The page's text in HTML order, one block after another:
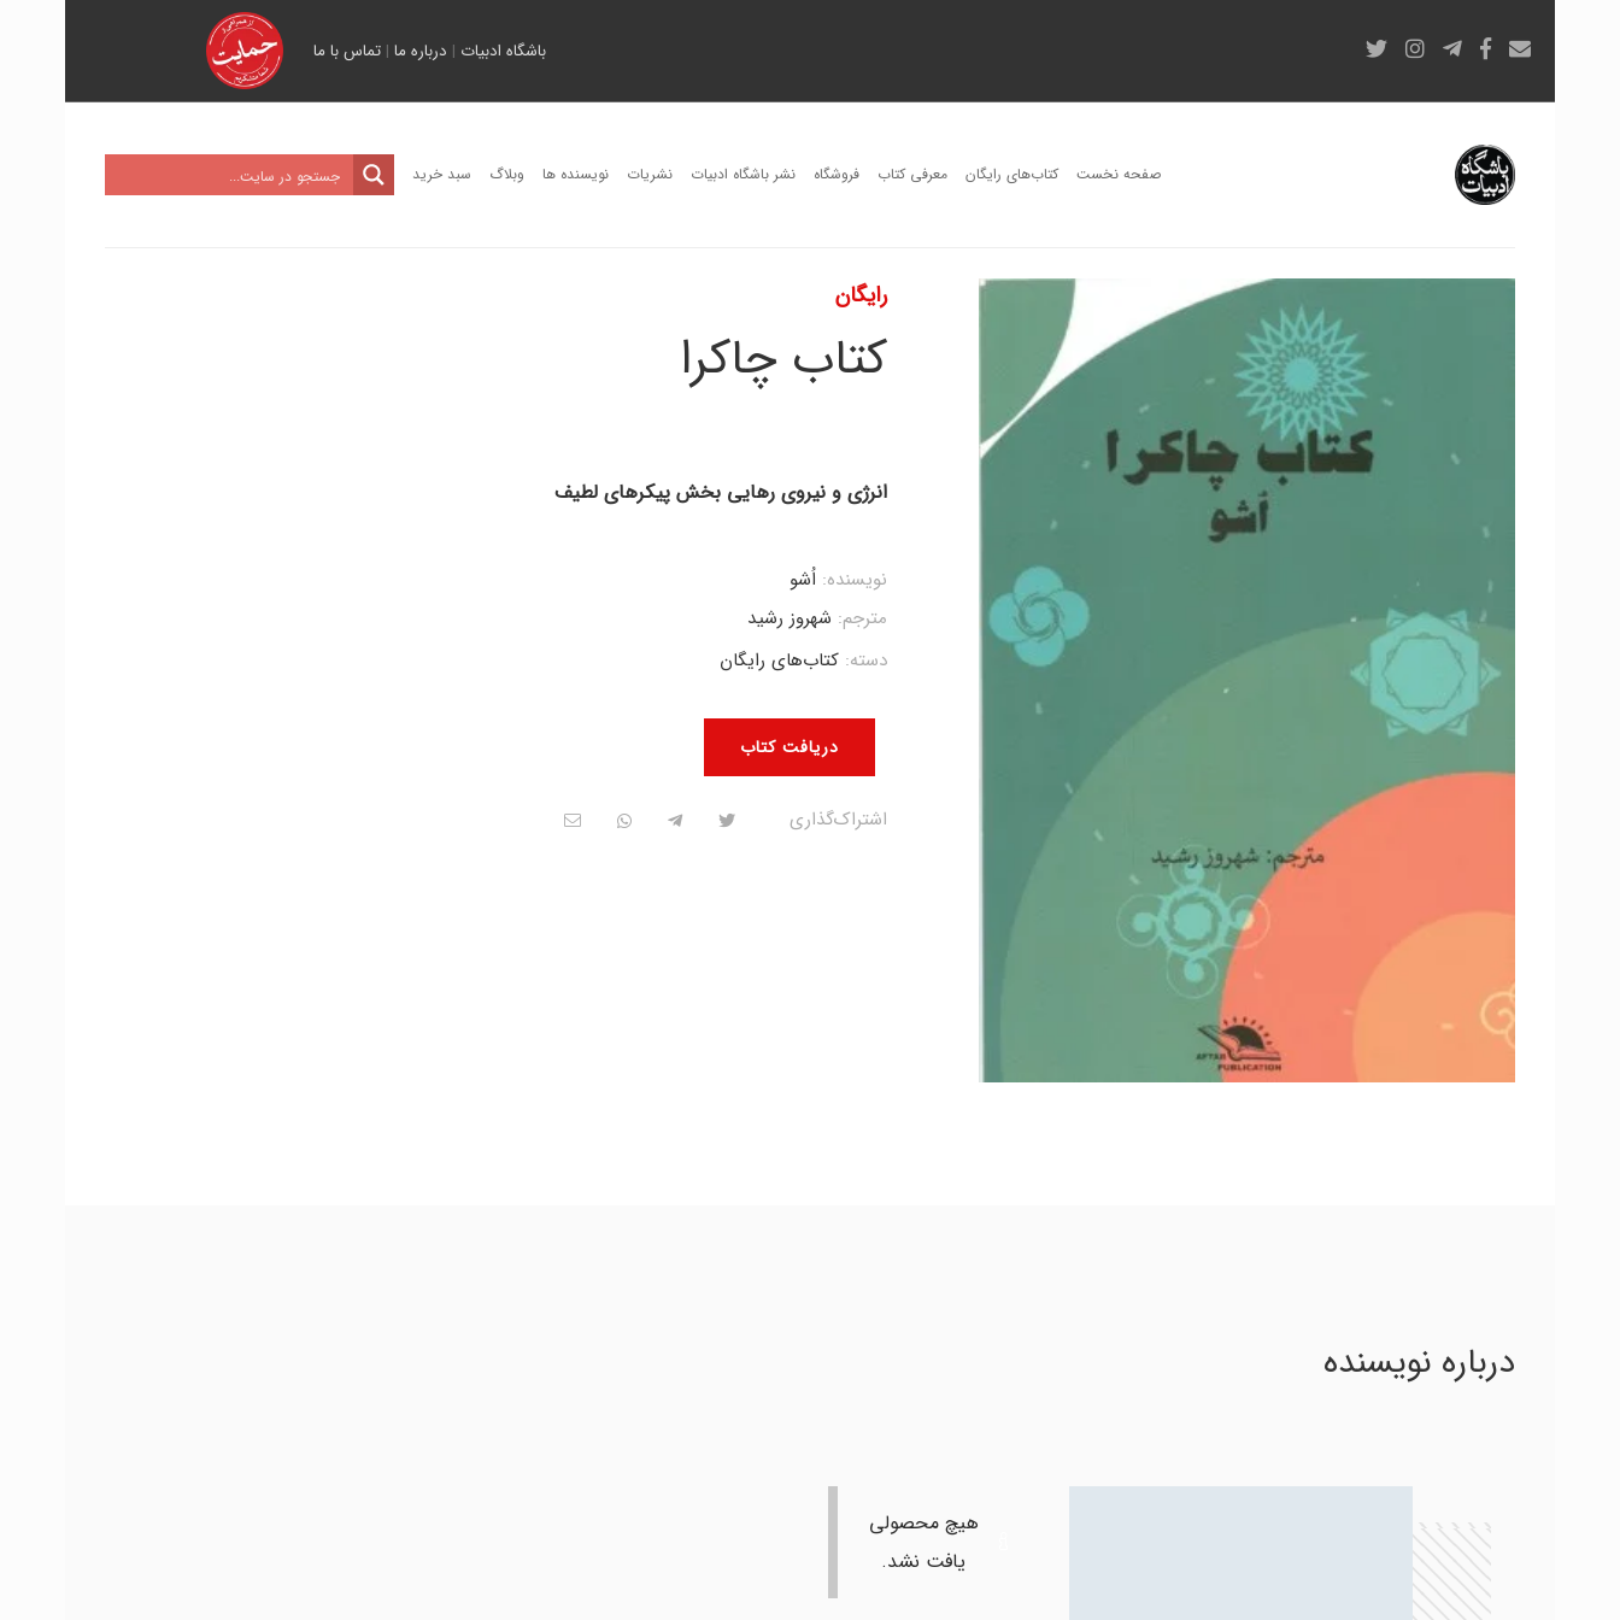
باشگاه ادبیات | درباره ما |تماس با ما
صفحه نخست کتاب‌های رایگان معرفی کتاب فروشگاه نشر باشگاه ادبیات نشریات نویسنده ها وبلاگ سبد خرید
رایگان
کتاب چاکرا
انرژی و نیروی رهایی بخش پیکرهای لطیف
دریافت کتاب
نویسنده:اُشو
مترجم: شهروز رشید
دسته: کتاب‌های رایگان
اشتراک‌گذاری
درباره نویسنده
هیچ محصولی
یافت نشد.